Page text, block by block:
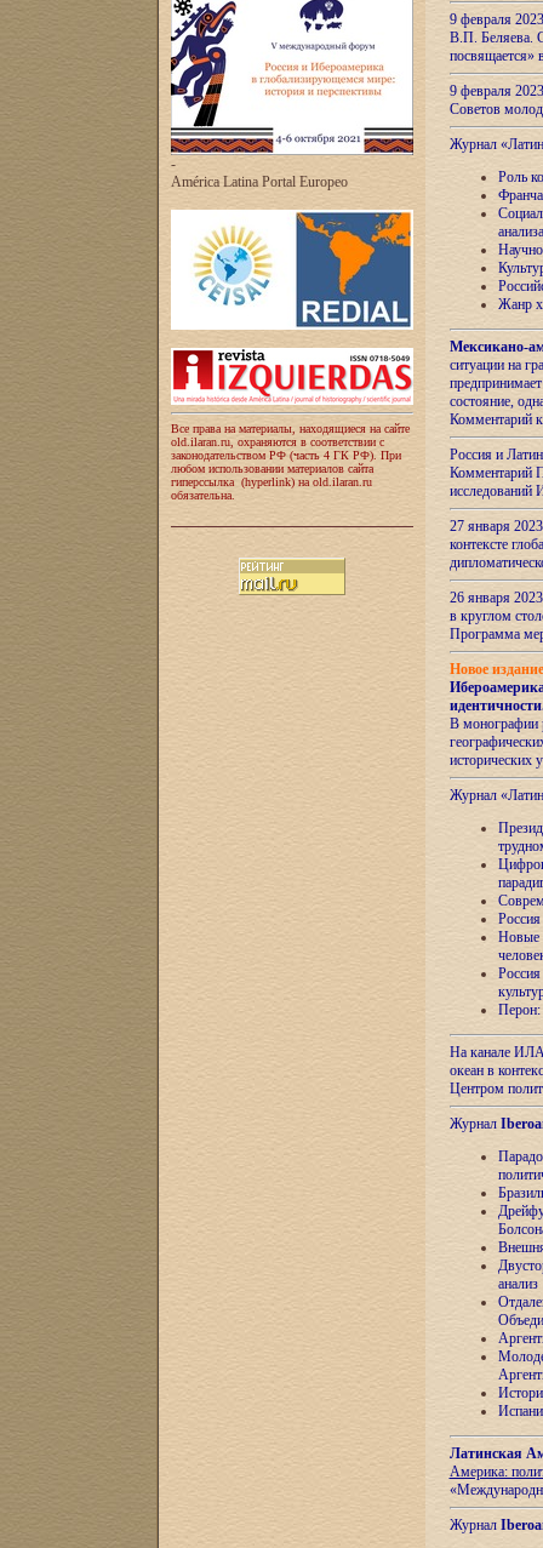
-
América Latina Portal Europeo
Все права на материалы, находящиеся на сайте
old.ilaran.ru, охраняются в соответствии с
законодательством РФ (часть 4 ГК РФ). При
любом использовании материалов сайта
гиперссылка (hyperlink) на old.ilaran.ru
обязательна.
9 февраля
В.П. Беляева.
посвящается»
9 февраля
Советов
Журнал
Роль
анализа
Жанр
Мексикано-
ситуации на
состояние,
Комментарий
Россия и
Комментарий
27 января
контексте
26 января
в круглом
Программа
Новое
идентичности
В монографии
исторических
Журнал
Новые
Перон:
На канале
океан в
Центром
Журнал
анализ
Латинская
Америка:
Журнал